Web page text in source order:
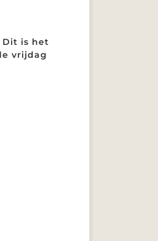
Dit is het
vrijdag